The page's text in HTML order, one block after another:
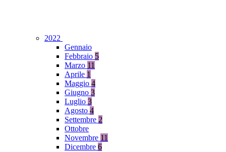
2022
Gennaio
Febbraio 5
Marzo 11
Aprile 1
Maggio 4
Giugno 3
Luglio 3
Agosto 4
Settembre 2
Ottobre
Novembre 11
Dicembre 6